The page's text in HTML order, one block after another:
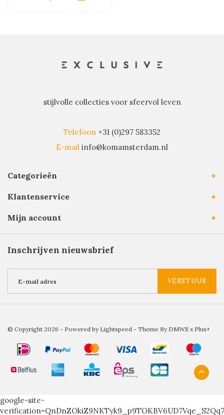
stijlvolle collecties voor sfeervol leven
Telefoon +31 (0)297 583352
E-mail info@komamsterdam.nl
Categorieën
Klantenservice
Mijn account
Inschrijven nieuwsbrief
VERSTUUR
© Copyright 2026 - Powered by Lightspeed - Theme By DMWS x Plus+
google-site-